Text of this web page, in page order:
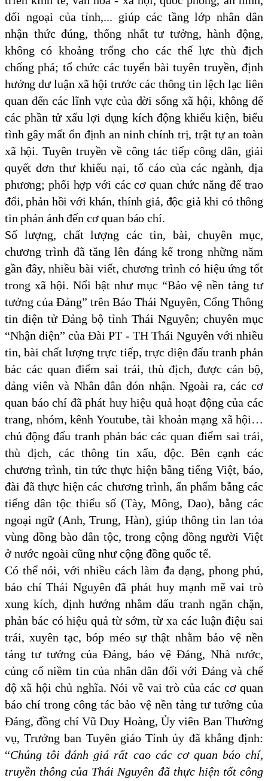
đối ngoại của tỉnh,... giúp các tầng lớp nhân dân
nhận thức đúng, thống nhất tư tưởng, hành động,
không có khoảng trống cho các thế lực thù địch
chống phá; tổ chức các tuyến bài tuyên truyền, định
hướng dư luận xã hội trước các thông tin lệch lạc liên
quan đến các lĩnh vực của đời sống xã hội, không để
các phần tử xấu lợi dụng kích động khiếu kiện, biểu
tình gây mất ổn định an ninh chính trị, trật tự an toàn
xã hội. Tuyên truyền về công tác tiếp công dân, giải
quyết đơn thư khiếu nại, tố cáo của các ngành, địa
phương; phối hợp với các cơ quan chức năng để trao
đổi, phản hồi với khán, thính giả, độc giả khi có thông
tin phản ánh đến cơ quan báo chí.
Số lượng, chất lượng các tin, bài, chuyên mục,
chương trình đã tăng lên đáng kể trong những năm
gần đây, nhiều bài viết, chương trình có hiệu ứng tốt
trong xã hội. Nổi bật như mục “Bảo vệ nền tảng tư
tưởng của Đảng” trên Báo Thái Nguyên, Cổng Thông
tin điện tử Đảng bộ tỉnh Thái Nguyên; chuyên mục
“Nhận diện” của Đài PT - TH Thái Nguyên với nhiều
tin, bài chất lượng trực tiếp, trực diện đấu tranh phản
bác các quan điểm sai trái, thù địch, được cán bộ,
đảng viên và Nhân dân đón nhận. Ngoài ra, các cơ
quan báo chí đã phát huy hiệu quả hoạt động của các
trang, nhóm, kênh Youtube, tài khoản mạng xã hội…
chủ động đấu tranh phản bác các quan điểm sai trái,
thù địch, các thông tin xấu, độc. Bên cạnh các
chương trình, tin tức thực hiện bằng tiếng Việt, báo,
đài đã thực hiện các chương trình, ấn phẩm bằng các
tiếng dân tộc thiểu số (Tày, Mông, Dao), bằng các
ngoại ngữ (Anh, Trung, Hàn), giúp thông tin lan tỏa
vùng đồng bào dân tộc, trong cộng đồng người Việt
ở nước ngoài cũng như cộng đồng quốc tế.
Có thể nói, với nhiều cách làm đa dạng, phong phú,
báo chí Thái Nguyên đã phát huy mạnh mẽ vai trò
xung kích, định hướng nhằm đấu tranh ngăn chặn,
phản bác có hiệu quả từ sớm, từ xa các luận điệu sai
trái, xuyên tạc, bóp méo sự thật nhằm bảo vệ nền
tảng tư tưởng của Đảng, bảo vệ Đảng, Nhà nước,
củng cố niềm tin của nhân dân đối với Đảng và chế
độ xã hội chủ nghĩa.Nói về vai trò của các cơ quan
báo chí trong công tác bảo vệ nền tảng tư tưởng của
Đảng, đồng chí Vũ Duy Hoàng, Ủy viên Ban Thường
vụ, Trưởng ban Tuyên giáo Tỉnh ủy đã khẳng định:
“Chúng tôi đánh giá rất cao các cơ quan báo chí,
truyền thông của Thái Nguyên đã thực hiện tốt công